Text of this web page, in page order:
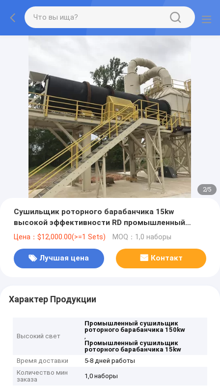
2/5
Сушильщик роторного барабанчика 15kw
высокой эффективности RD промышленный
-150kw для особенной машины для просушки
Цена：$12,000.00(>=1 Sets) MOQ：1,0 наборы
Лучшая цена Контакт
Характер Продукции
Высокий свет
Промышленный сушильщик
роторного барабанчика 150kw
,
Промышленный сушильщик
роторного барабанчика 15kw
Время доставки
5-8 дней работы
Количество мин
заказа
1,0 наборы